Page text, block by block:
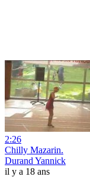
2:26
Chilly Mazarin.
Durand Yannick
il y a 18 ans